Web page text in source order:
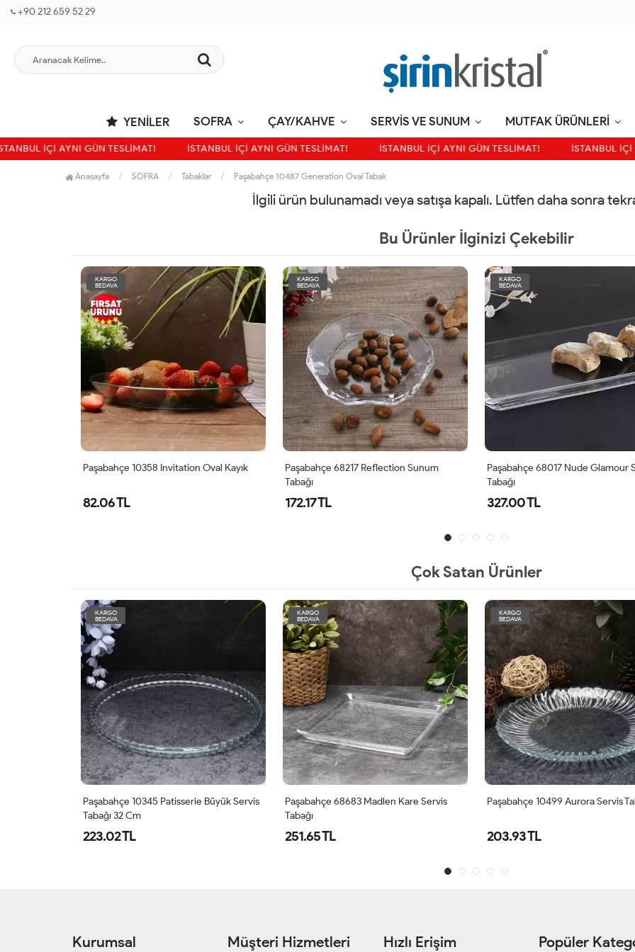
+90 212 659 52 29
YENILER SOFRA ÇAY/KAHVE SERVİS VE SUNUM MUTFAK ÜRÜNLERİ
İÇİ AYNI GÜN TESLİMAT! İSTANBUL İÇİ AYNI GÜN TESLİMAT! İSTANBUL İÇİ AYNI GÜN TESLİMAT! İSTANBUL İÇİ
Anasayfa SOFRA Tabaklar Paşabahçe 10487 Generation Oval Tabak
İlgili ürün bulunamadı veya satışa kapalı. Lütfen daha sonra
Bu Ürünler İlginizi Çekebilir
KARGO
BEDAVA
Paşabahçe 68217 Reflection Sunum
172.17 TL
KARGO
BEDAVA
Paşabahçe 68017 Nude Glamour Servis
Tabağı
327.00 TL
KARGO
BEDAVA
Paşabahçe 68197 Nude Reflection
Tabak 320 Mm
464.50 TL
Çok Satan Ürünler
KARGO
BEDAVA
Paşabahçe 68683 Madlen Kare Servis
Tabağı
251.65 TL
KARGO
BEDAVA
Paşabahçe 10499 Aurora Servis Tabağı
203.93 TL
KARGO
BEDAVA
Paşabahçe 68017 Nude Glamour
327.00 TL
Kurumsal Müşteri Hizmetleri Hızlı Erişim Popüler